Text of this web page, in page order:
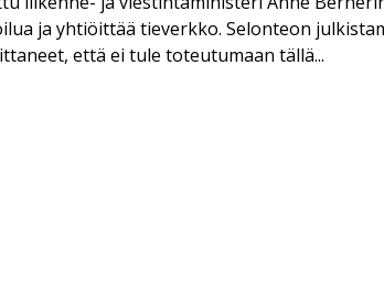
ja yhtiöittää tieverkko. Selonteon
että ei tule toteutumaan tällä...